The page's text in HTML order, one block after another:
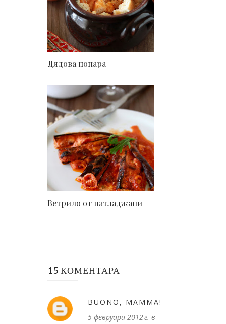
Дядова попара
Ветрило от патладжани
15 КОМЕНТАРА
BUONO, MAMMA!
5 февруари 2012 г. в